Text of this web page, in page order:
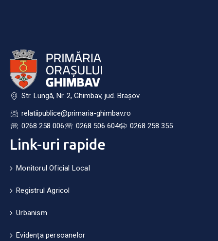
Str. Lungă, Nr. 2, Ghimbav, jud. Brașov
relatiipublice@primaria-ghimbav.ro
0268 258 006
0268 506 604 0268 258 355
Link-uri rapide
Monitorul Oficial Local
Registrul Agricol
Urbanism
Evidența persoanelor